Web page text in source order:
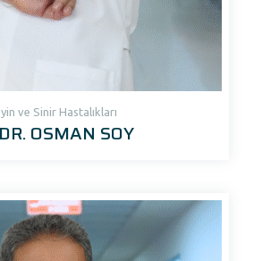
ve Sinir Hastalıkları
OSMAN SOY